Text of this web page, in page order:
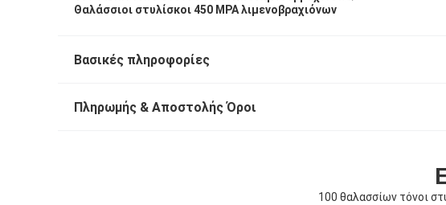
Θαλάσσιοι στυλίσκοι 450 MPA λιμενοβραχιόνων
Βασικές πληροφορίες
Πληρωμής & Αποστολής Όροι
100 θαλασσίων τόνοι